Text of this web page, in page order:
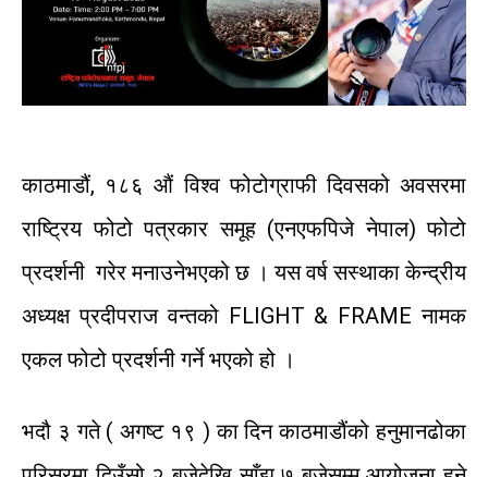
काठमाडौं, १८६ औं विश्व फोटोग्राफी दिवसको अवसरमा
राष्ट्रिय फोटो पत्रकार समूह(एनएफपिजे नेपाल)फोटो
प्रदर्शनी गरेर मनाउनेभएको छ ।यस वर्ष सस्थाका केन्द्रीय
अध्यक्ष प्रदीपराज वन्तकोFLIGHT & FRAMEनामक
एकल फोटो प्रदर्शनी गर्ने भएको हो ।
भदौ ३ गते(अगष्ट १९ ) का दिन काठमाडौंको हनुमानढोका